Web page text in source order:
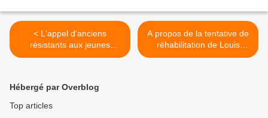
< L'appel d'anciens
résistants aux jeunes
générations
A propos de la tentative de
réhabilitation de Louis
Renault : compte-rendu de
Hébergé par Overblog
Top articles